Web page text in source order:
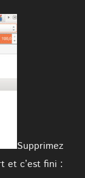
Supprimez
et c’est fini :